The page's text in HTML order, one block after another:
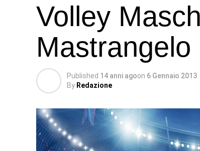
Volley
Published 14 anni agoon 6 Gennaio 2013
By Redazione